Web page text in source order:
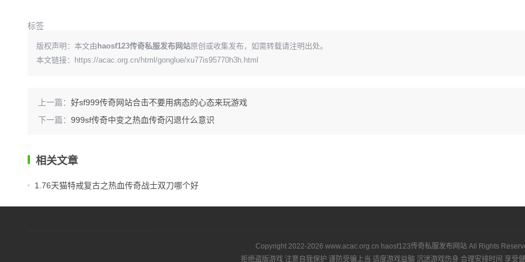
标签
版权声明：本文由 haosf123传奇私服发布网站原创或收集发布，如需转载请注明出处。
本文链接：
https://acac.org.cn/html/gonglue/xu77is95770h3h.html
上一篇： 好sf999传奇网站合击不要用病态的心态来玩游戏
下一篇： 999sf传奇中变之热血传奇闪退什么意识
相关文章
1.76天猫特戒复古之热血传奇战士双刀哪个好
Copyright 2022-2026 www.acac.org.cn haosf123传奇私服发布网站 All Rights
拒绝盗版游戏 注意自我保护 谨防受骗上当 适度游戏益脑 沉迷游戏伤身 合理安排时间 享受